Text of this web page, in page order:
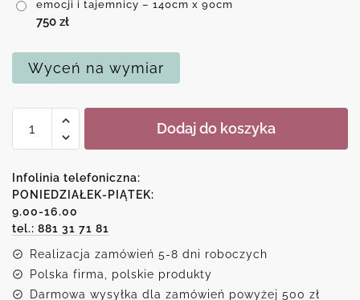
emocji i tajemnicy – 140cm x 90cm
750 zł
Wyceń na wymiar
Ekspresyjna
abstrakcji:
unikalny
obraz
pełen
emocji
i
tajemnicy
Dodaj do koszyka
Infolinia telefoniczna:
PONIEDZIAŁEK-PIĄTEK:
9.00-16.00
tel.: 881 31 71 81
Realizacja zamówień 5-8 dni roboczych
Polska firma, polskie produkty
Darmowa wysyłka dla zamówień powyżej 500 zł